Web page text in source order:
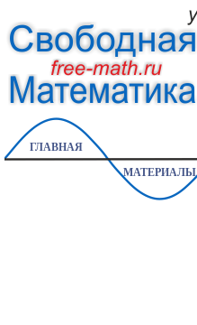
ГЛАВНАЯ
МАТЕРИАЛЫ